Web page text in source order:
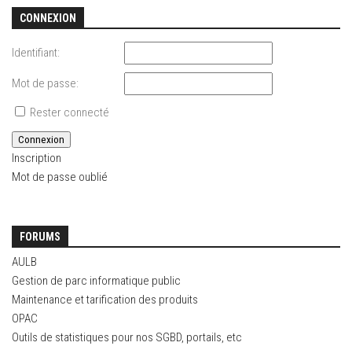
CONNEXION
Identifiant:
Mot de passe:
Rester connecté
Connexion
Inscription
Mot de passe oublié
FORUMS
AULB
Gestion de parc informatique public
Maintenance et tarification des produits
OPAC
Outils de statistiques pour nos SGBD, portails, etc